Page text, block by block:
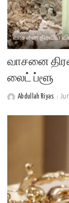
வாசனை திரவிய
வாசனை
லைட் ப்ளூ
PostedAbdullah Riyas